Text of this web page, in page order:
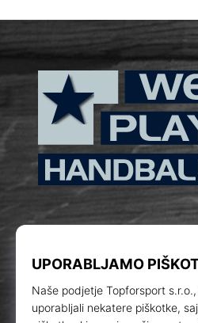
WePlayHandball.si